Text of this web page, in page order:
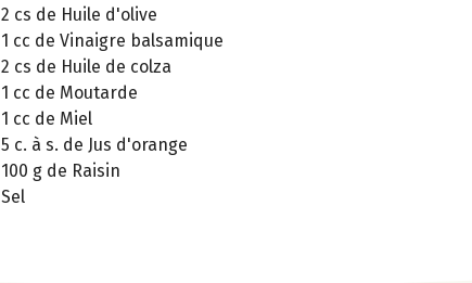
2 cs de Huile d'olive
1 cc de Vinaigre balsamique
2 cs de Huile de colza
1 cc de Moutarde
1 cc de Miel
5 c. à s. de Jus d'orange
100 g de Raisin
Sel